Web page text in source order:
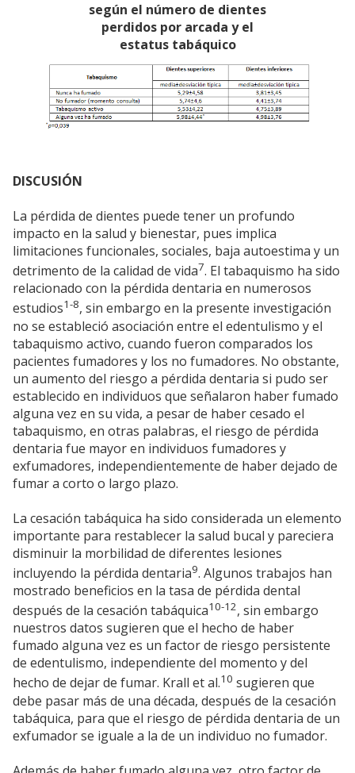
según el número de dientes
perdidos por arcada y el
estatus tabáquico
DISCUSIÓN
La pérdida de dientes puede tener un profundo
impacto en la salud y bienestar, pues implica
limitaciones funcionales, sociales, baja autoestima y un
detrimento de la calidad de vida7. El tabaquismo ha sido
relacionado con la pérdida dentaria en numerosos
estudios1-8, sin embargo en la presente investigación
no se estableció asociación entre el edentulismo y el
tabaquismo activo, cuando fueron comparados los
pacientes fumadores y los no fumadores. No obstante,
un aumento del riesgo a pérdida dentaria si pudo ser
establecido en individuos que señalaron haber fumado
alguna vez en su vida, a pesar de haber cesado el
tabaquismo, en otras palabras, el riesgo de pérdida
dentaria fue mayor en individuos fumadores y
exfumadores, independientemente de haber dejado de
fumar a corto o largo plazo.
La cesación tabáquica ha sido considerada un elemento
importante para restablecer la salud bucal y pareciera
disminuir la morbilidad de diferentes lesiones
incluyendo la pérdida dentaria9. Algunos trabajos han
mostrado beneficios en la tasa de pérdida dental
después de la cesación tabáquica10-12, sin embargo
nuestros datos sugieren que el hecho de haber
fumado alguna vez es un factor de riesgo persistente
de edentulismo, independiente del momento y del
hecho de dejar de fumar. Krall et al.10 sugieren que
debe pasar más de una década, después de la cesación
tabáquica, para que el riesgo de pérdida dentaria de un
exfumador se iguale a la de un individuo no fumador.